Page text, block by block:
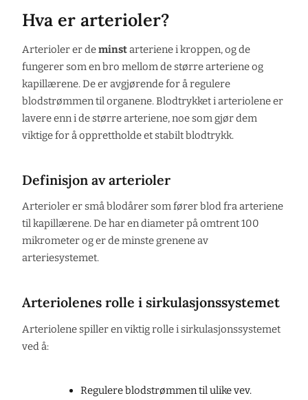
Hva er arterioler?
Arterioler er deminstarteriene i kroppen, og de
fungerer som en bro mellom de større arteriene og
kapillærene. De er avgjørende for å regulere
blodstrømmen til organene. Blodtrykket i arteriolene er
lavere enn i de større arteriene, noe som gjør dem
viktige for å opprettholde et stabilt blodtrykk.
Definisjon av arterioler
Arterioler er små blodårer som fører blod fra arteriene
til kapillærene. De har en diameter på omtrent 100
mikrometer og er de minste grenene av
arteriesystemet.
Arteriolenes rolle i sirkulasjonssystemet
Arteriolene spiller en viktig rolle i sirkulasjonssystemet
ved å:
Regulere blodstrømmen til ulike vev.